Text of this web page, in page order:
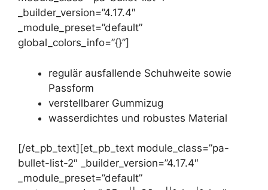
_builder_version=”4.17.4″
_module_preset=”default”
global_colors_info=”{}”]
regulär ausfallende Schuhweite sowie
Passform
verstellbarer Gummizug
wasserdichtes und robustes Material
[/et_pb_text][et_pb_text module_class=”pa-
bullet-list-2″ _builder_version=”4.17.4″
_module_preset=”default”